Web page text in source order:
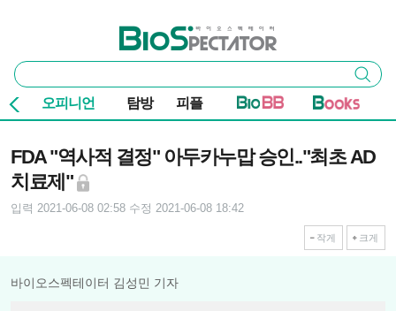
바이오스펙테이터
통
합
검
색
검색
오피니언 탐방 피플
FDA "역사적 결정" 아두카누맙 승인.."최초 AD
치료제"
입력 2021-06-08 02:58 수정 2021-06-08 18:42
작게 크게
바이오스펙테이터 김성민 기자